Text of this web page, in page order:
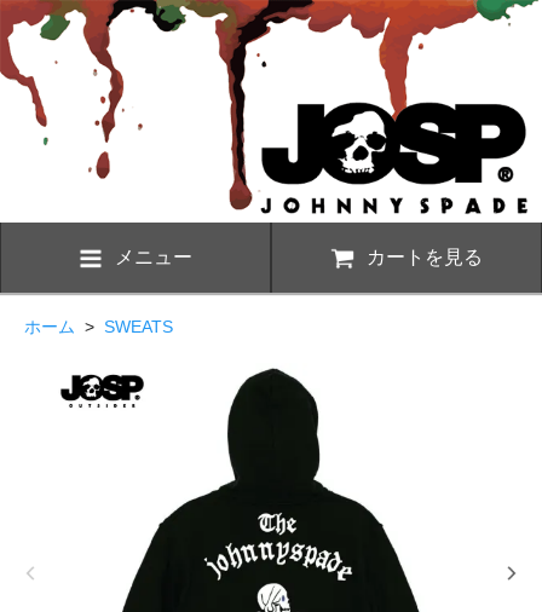
メニュー カートを見る
ホーム > SWEATS